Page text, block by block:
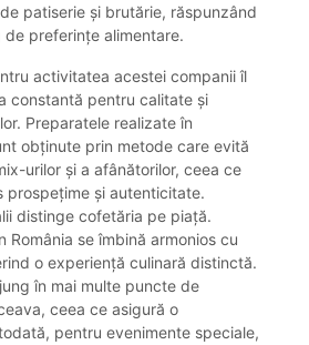
patiserie și brutărie, răspunzând
preferințe alimentare.
activitatea acestei companii îl
constantă pentru calitate și
Preparatele realizate în
obținute prin metode care evită
urilor și a afânătorilor, ceea ce
prospețime și autenticitate.
distinge cofetăria pe piață.
România se îmbină armonios cu
o experiență culinară distinctă.
în mai multe puncte de
ceea ce asigură o
pentru evenimente speciale,